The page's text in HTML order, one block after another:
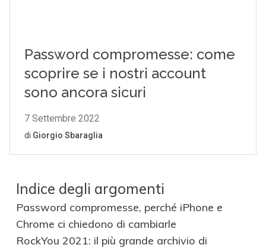
Indice degli argomenti
Password compromesse, perché iPhone e
Chrome ci chiedono di cambiarle
RockYou 2021: il più grande archivio di